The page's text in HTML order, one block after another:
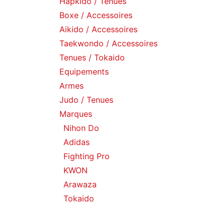
Boxe / Accessoires
Aikido / Accessoires
Taekwondo / Accessoires
Tenues / Tokaido
Equipements
Armes
Judo / Tenues
Marques
Nihon Do
Adidas
Fighting Pro
KWON
Arawaza
Tokaido